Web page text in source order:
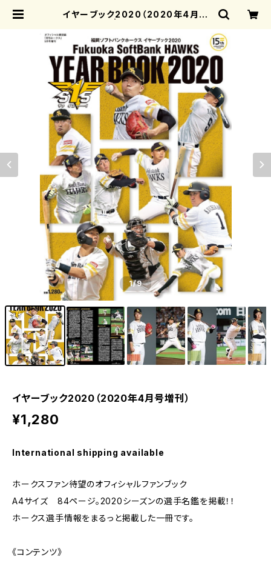
イヤーブック2020（2020年4月号
1/9
イヤーブック2020（2020年4月号増刊）
¥1,280
International shipping available
ホークスファン待望のオフィシャルファンブック
A4サイズ 84ページ。2020シーズンの選手名鑑を掲載！！
ホークス選手情報をまるっと掲載した一冊です。
《コンテンツ》